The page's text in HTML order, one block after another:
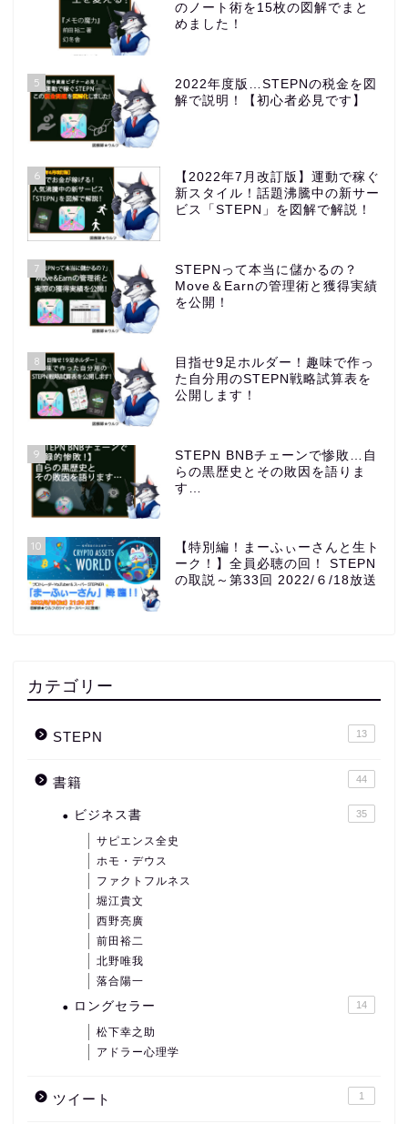
のノート術を15枚の図解でまと
めました！
5
2022年度版…STEPNの税金を図
解で説明！【初心者必見です】
6
【2022年7月改訂版】運動で稼ぐ
新スタイル！話題沸騰中の新サー
ビス「STEPN」を図解で解説！
7
STEPNって本当に儲かるの？
Move＆Earnの管理術と獲得実績
を公開！
8
目指せ9足ホルダー！趣味で作っ
た自分用のSTEPN戦略試算表を
公開します！
9
STEPN BNBチェーンで惨敗…自
らの黒歴史とその敗因を語りま
す…
10
【特別編！まーふぃーさんと生ト
ーク！】全員必聴の回！ STEPN
の取説～第33回 2022/６/18放送
カテゴリー
STEPN 13
書籍 44
ビジネス書 35
サピエンス全史
ホモ・デウス
ファクトフルネス
堀江貴文
西野亮廣
前田裕二
北野唯我
落合陽一
ロングセラー 14
松下幸之助
アドラー心理学
ツイート 1